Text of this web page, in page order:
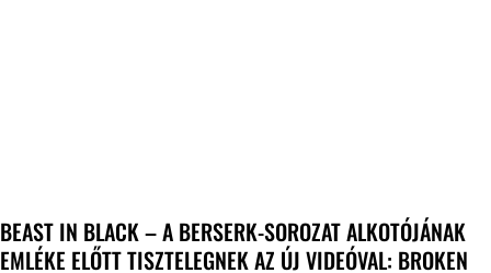
BEAST IN BLACK – A BERSERK-SOROZAT ALKOTÓJÁNAK
EMLÉKE ELŐTT TISZTELEGNEK AZ ÚJ VIDEÓVAL: BROKEN